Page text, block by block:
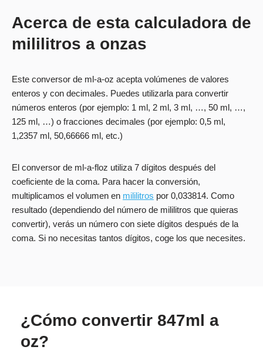
Acerca de esta calculadora de
mililitros a onzas
Este conversor de ml-a-oz acepta volúmenes de valores
enteros y con decimales. Puedes utilizarla para convertir
números enteros (por ejemplo: 1 ml, 2 ml, 3 ml, …, 50 ml, …,
125 ml, …) o fracciones decimales (por ejemplo: 0,5 ml,
1,2357 ml, 50,66666 ml, etc.)
El conversor de ml-a-floz utiliza 7 dígitos después del
coeficiente de la coma. Para hacer la conversión,
multiplicamos el volumen en mililitros por 0,033814. Como
resultado (dependiendo del número de mililitros que quieras
convertir), verás un número con siete dígitos después de la
coma. Si no necesitas tantos dígitos, coge los que necesites.
¿Cómo convertir 847ml a
oz?